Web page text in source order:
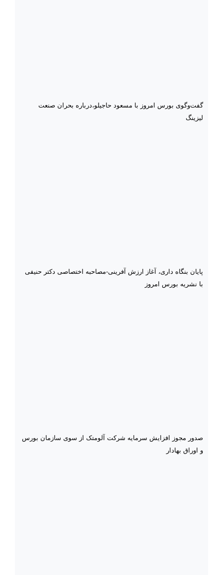
گفت‌وگوی بورس امروز با مسعود حاجیلو،درباره بحران صنعت
لیزینگ
پایان بنگاه داری، آغاز ارزش آفرینی-مصاحبه اختصاصی دکتر حنیفی
با نشریه بورس امروز
صدور مجوز افزایش سرمایه شرکت آلومتک از سوی سازمان بورس
و اوراق بهادار